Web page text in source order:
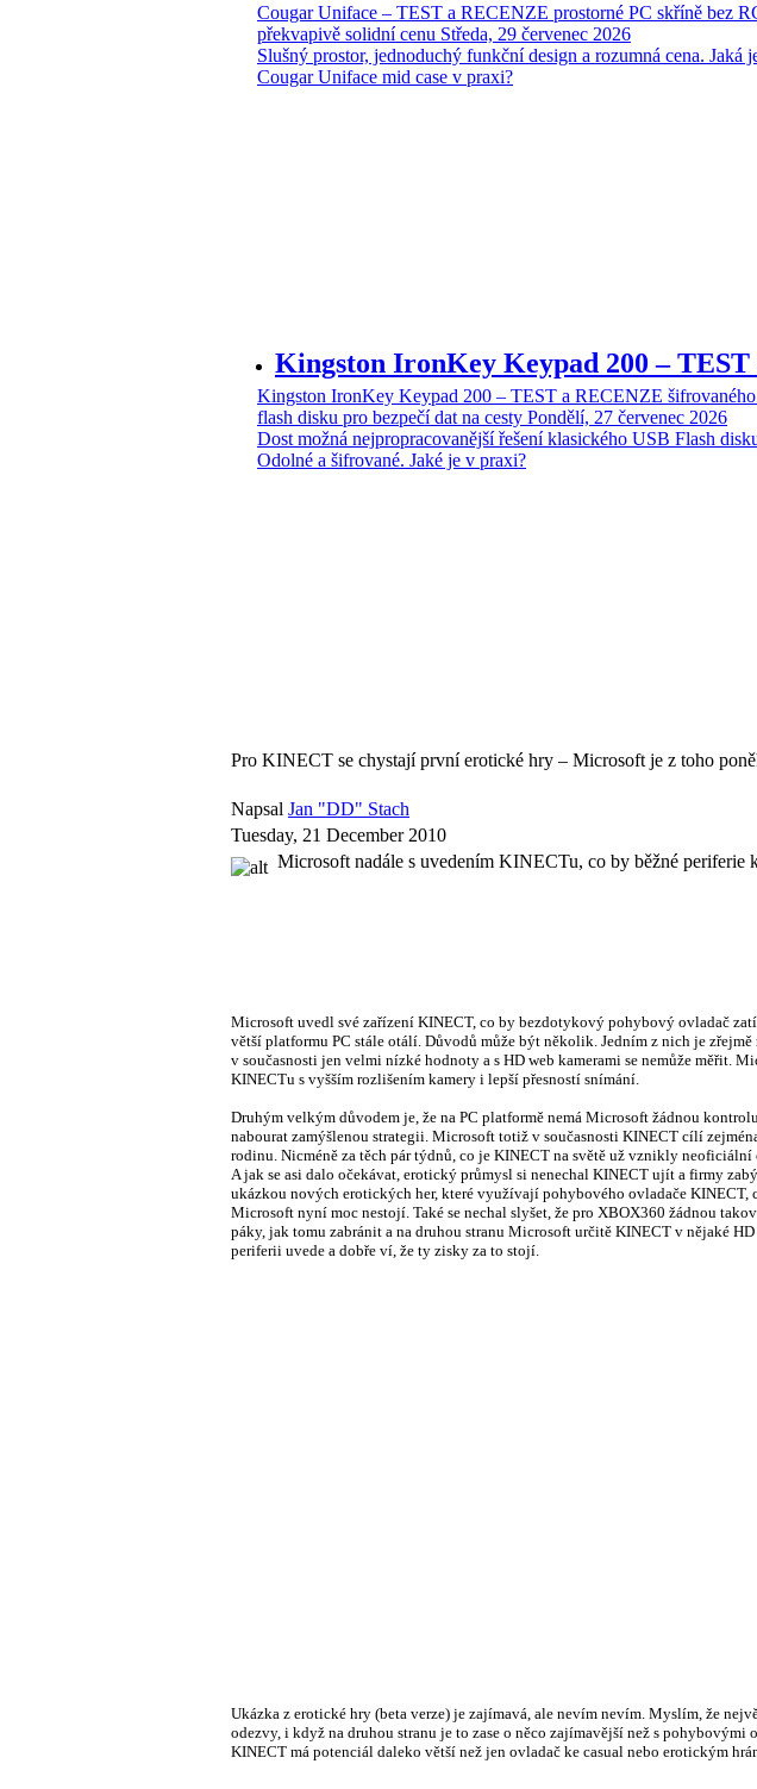
Cougar Uniface – TEST a RECENZE prostorné PC skříně bez
překvapivě solidní cenu Středa, 29 červenec 2026
Slušný prostor, jednoduchý funkční design a rozumná cena. Jaká
Cougar Uniface mid case v praxi?
Kingston IronKey Keypad 200 –
Kingston IronKey Keypad 200 – TEST a RECENZE
flash disku pro bezpečí dat na cesty Pondělí, 27 červenec 2026
Dost možná nejpropracovanější řešení klasického USB Flash
Odolné a šifrované. Jaké je v praxi?
Pro KINECT se chystají první erotické hry – Microsoft je z toho
Napsal Jan "DD" Stach
Tuesday, 21 December 2010
Microsoft nadále s uvedením KINECTu, co by běžné
Microsoft uvedl své zařízení KINECT, co by bezdotykový pohybový ovladač
větší platformu PC stále otálí. Důvodů může být několik. Jedním z nich je
v současnosti jen velmi nízké hodnoty a s HD web kamerami se nemůže měřit.
KINECTu s vyšším rozlišením kamery i lepší přesností snímání.
Druhým velkým důvodem je, že na PC platformě nemá Microsoft žádnou
nabourat zamýšlenou strategii. Microsoft totiž v současnosti KINECT cílí
rodinu. Nicméně za těch pár týdnů, co je KINECT na světě už vznikly neoficiální
A jak se asi dalo očekávat, erotický průmysl si nenechal KINECT ujít a firmy
ukázkou nových erotických her, které využívají pohybového ovladače KINECT,
Microsoft nyní moc nestojí. Také se nechal slyšet, že pro XBOX360 žádnou
páky, jak tomu zabránit a na druhou stranu Microsoft určitě KINECT v nějaké
periferii uvede a dobře ví, že ty zisky za to stojí.
Ukázka z erotické hry (beta verze) je zajímavá, ale nevím nevím. Myslím, že
odezvy, i když na druhou stranu je to zase o něco zajímavější než s pohybovými
KINECT má potenciál daleko větší než jen ovladač ke casual nebo erotickým